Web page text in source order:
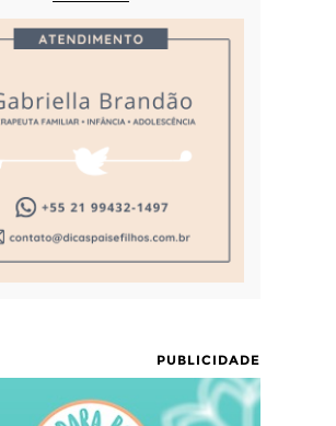
PUBLICIDADE